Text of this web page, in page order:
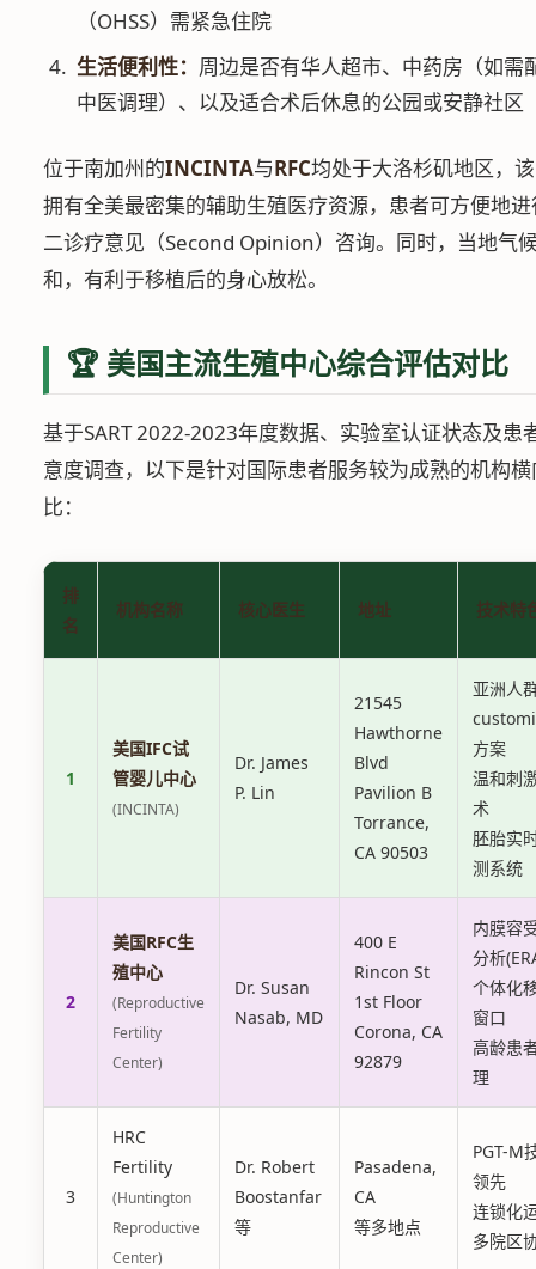
（OHSS）需紧急住院
生活便利性： 周边是否有华人超市、中药房（如需
中医调理）、以及适合术后休息的公园或安静社区
位于南加州的INCINTA与RFC均处于大洛杉矶地区，
拥有全美最密集的辅助生殖医疗资源，患者可方便地
二诊疗意见（Second Opinion）咨询。同时，当地气
和，有利于移植后的身心放松。
🏆 美国主流生殖中心综合评估对比
基于SART 2022-2023年度数据、实验室认证状态及患
意度调查，以下是针对国际患者服务较为成熟的机构
比：
排
名
机构名称 核心医生 地址 技术特
1
美国IFC试
管婴儿中心
(INCINTA)
Dr. James
P. Lin
21545
Hawthorne
Blvd
Pavilion B
Torrance,
CA 90503
亚洲人
方案
温和刺
术
胚胎实
测系统
2
美国RFC生
殖中心
(Reproductive
Fertility
Center)
Dr. Susan
Nasab, MD
400 E
Rincon St
1st Floor
Corona, CA
92879
内膜容
分析
个体化
窗口
高龄患
理
3
HRC
Fertility
(Huntington
Reproductive
Center)
Dr. Robert
Boostanfar
等
Pasadena,
CA
等多地点
PGT-M
领先
连锁化
多院区